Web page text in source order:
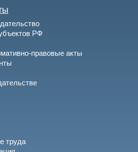
РФ
правовые акты
труда